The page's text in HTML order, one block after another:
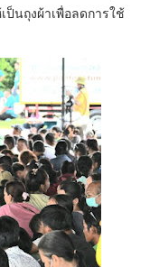
ป็นถุงผ้าเพื่อลดการใช้